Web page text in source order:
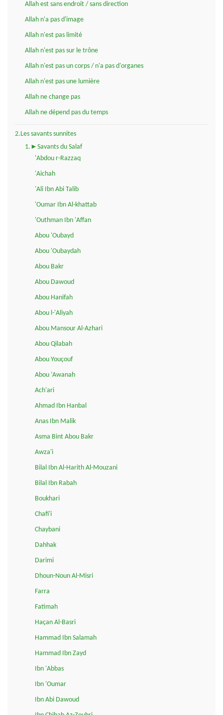
Allah est sans endroit / sans direction
Allah n'a pas d'image
Allah n'est pas limité
Allah n'est pas sur le trône
Allah n'est pas un corps / n'a pas d'organes
Allah n'est pas une lumière
Allah ne change pas
Allah ne dépend pas du temps
2.Les savants sunnites
1.►Savants du Salaf
'Abdou r-Razzaq
'Aichah
'Ali Ibn Abi Talib
'Oumar Ibn Al-khattab
'Outhman Ibn 'Affan
Abou 'Oubayd
Abou 'Oubaydah
Abou Bakr
Abou Dawoud
Abou Hanifah
Abou l-'Aliyah
Abou Mansour Al-Azhari
Abou Qilabah
Abou Youçouf
Abou ‘Awanah
Ach'ari
Ahmad Ibn Hanbal
Anas Ibn Malik
Asma Bint Abou Bakr
Awza'i
Bilal Ibn Al-Harith Al-Mouzani
Bilal Ibn Rabah
Boukhari
Chafi'i
Chaybani
Dahhak
Darimi
Dhoun-Noun Al-Misri
Farra
Fatimah
Haçan Al-Basri
Hammad Ibn Salamah
Hammad Ibn Zayd
Ibn 'Abbas
Ibn 'Oumar
Ibn Abi Dawoud